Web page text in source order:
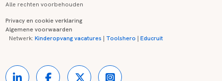
Kinderopvang
Zij-instroom informatie
Registreren
Onderwijs links
Alle rechten voorbehouden
Privacy en cookie verklaring
Algemene voorwaarden
Netwerk:Kinderopvang vacatures | Toolshero |Educruit